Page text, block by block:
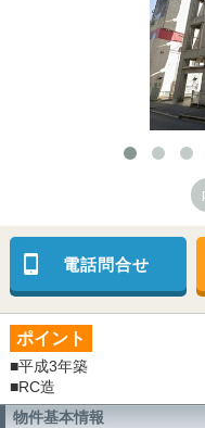
電話問合せ
ポイント
■平成3年築
■RC造
物件基本情報